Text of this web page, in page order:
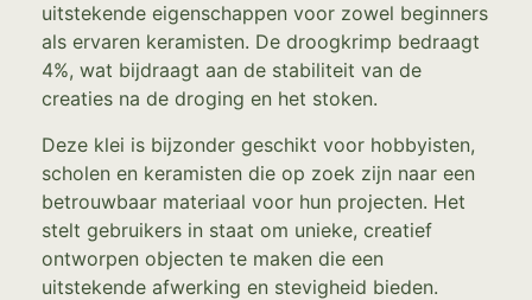
uitstekende eigenschappen voor zowel beginners
als ervaren keramisten. De droogkrimp bedraagt
4%, wat bijdraagt aan de stabiliteit van de
creaties na de droging en het stoken.
Deze klei is bijzonder geschikt voor hobbyisten,
scholen en keramisten die op zoek zijn naar een
betrouwbaar materiaal voor hun projecten. Het
stelt gebruikers in staat om unieke, creatief
ontworpen objecten te maken die een
uitstekende afwerking en stevigheid bieden.